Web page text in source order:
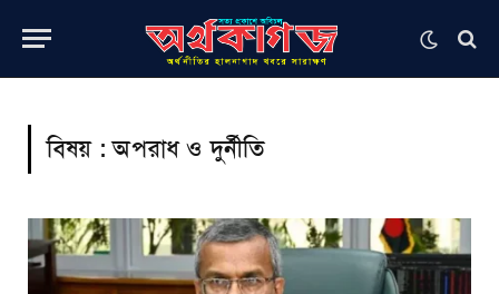
বিষয় :অপরাধ ও দুর্নীতি